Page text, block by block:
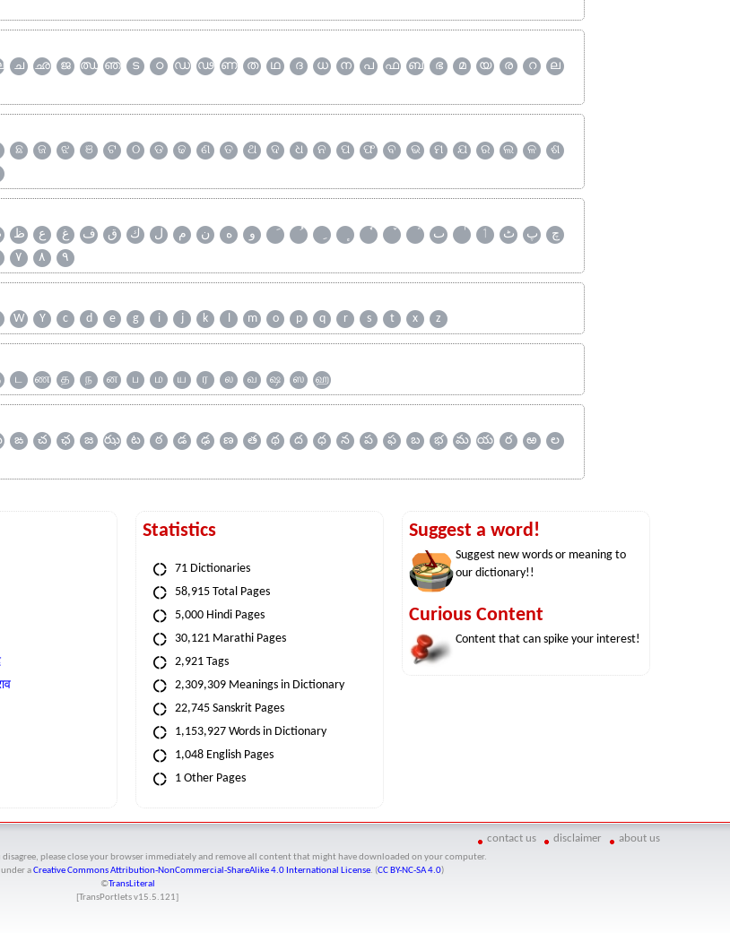
ച ഛ ജ ഝ ഞ ട ഠ ഡ ഢ ണ ത ഥ ദ ധ ന പ ഫ ബ ഭ മ യ ര റ
ല
ଛ ଜ ଝ ଞ ଟ ଠ ଡ ଢ ଣ ତ ଥ ଦ ଧ ନ ପ ଫ ବ ଭ ମ ଯ ର ଲ ଳ
ଶ
ظ ع غ ف ق ك ل م ن ه و ٮ ٲ ٹ پ
چ
۷ ۸ ۹
W Y c d e g i j k l m o p q r s t x z
ட ண த ந ன ப ம ய ர ல வ ஷ ஸ ஹ
ఙ చ ఛ జ ఝ ట ఠ డ ఢ ణ త థ ద ధ న ప ఫ బ భ మ య ర ఱ
ల
Statistics
71 Dictionaries
58,915 Total Pages
5,000 Hindi Pages
30,121 Marathi Pages
2,921 Tags
2,309,309 Meanings in Dictionary
22,745 Sanskrit Pages
1,153,927 Words in Dictionary
1,048 English Pages
1 Other Pages
Suggest a word!
Suggest new words or meaning to
our dictionary!!
Curious Content
Content that can spike your interest!
contact us disclaimer about us
disagree, please close your browser immediately and remove all content that might have downloaded on your computer.
under aCreative Commons Attribution-NonCommercial-ShareAlike 4.0 International License. (CC BY-NC-SA 4.0)
©TransLiteral
[TransPortlets v15.5.121